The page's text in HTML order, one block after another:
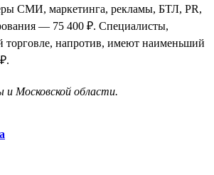
СМИ, маркетинга, рекламы, БТЛ, PR,
— 75 400 ₽. Специалисты,
торговле, напротив, имеют наименьший
Московской области.